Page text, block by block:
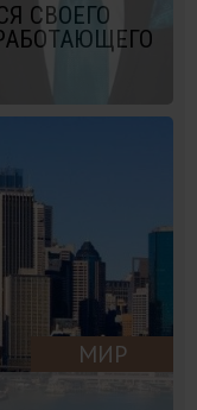
СВОЕГО
МИР